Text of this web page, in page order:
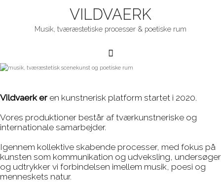
VILDVAERK
Musik, tværæstetiske processer & poetiske rum
Hovedmenu
Vildvaerk er en kunstnerisk platform startet i 2020.
Vores produktioner består af tværkunstneriske og
internationale samarbejder.
Igennem kollektive skabende processer, med fokus på
kunsten som kommunikation og udveksling, undersøger
og udtrykker vi forbindelsen imellem musik, poesi og
menneskets natur.